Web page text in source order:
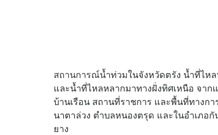
ดาวน์โหลดสนุกแอปฟรี ติดตามสนุกโ
บริษัท อิมเมจ ฟิวเจอร์ (ประเทศไทย) จำกัด
สถานการณ์น้ำท่วมในจังหวัดตรัง น้ำที่ไห
และน้ำที่ไหลหลากมาทางฝั่งทิศเหนือ จาก
บ้านเรือน สถานที่ราชการ และพื้นที่ทางกา
นาตาล่วง ตำบลหนองตรุด และในอำเภอ
ยาง